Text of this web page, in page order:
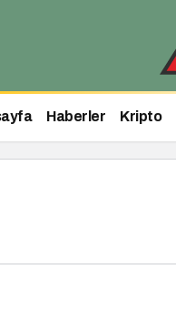
Haberler Kripto